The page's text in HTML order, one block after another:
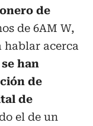
de
de 6AM W,
hablar acerca
han
de
de
el de un